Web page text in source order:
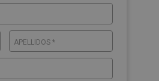
APELLIDOS *